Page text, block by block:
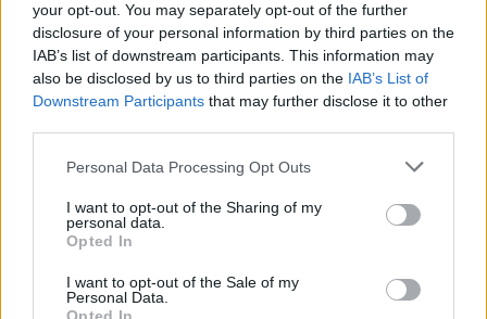
your opt-out. You may separately opt-out of the further
disclosure of your personal information by third parties on the
IAB’s list of downstream participants. This information may
also be disclosed by us to third parties on the IAB’s List of
Downstream Participants that may further disclose it to other
Please note that this website/app uses one or more Google
not limited to your visit or usage behaviour. You may click to
grant or deny consent to Google and its third-party tags to
use your data for below specified purposes in below Google
consent section.
Personal Data Processing Opt Outs
I want to opt-out of the Sharing of my
personal data.
Opted In
I want to opt-out of the Sale of my
Personal Data.
Ο Βινάγιακ Πρασάντ κατηγορεί επίσης τις εταιρείες
γιαπαραπλανητική επικοινωνία, καθώς
παρουσιάζουν τα pouches ως λιγότερο επιβλαβή
από τα συμβατικά τσιγάρα ήακόμη και ως μέσο
διακοπής του καπνίσματος.
«Τα φακελάκια νικοτίνης δεν είναι ακίνδυνα
προϊόντα και δεν πρέπει να διατίθενται για να
σημείωσε.